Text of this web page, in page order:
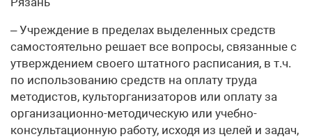
– Учреждение в пределах выделенных средств
самостоятельно решает все вопросы, связанные с
утверждением своего штатного расписания, в т.ч.
по использованию средств на оплату труда
методистов, культорганизаторов или оплату за
организационно-методическую или учебно-
консультационную работу, исходя из целей и задач,